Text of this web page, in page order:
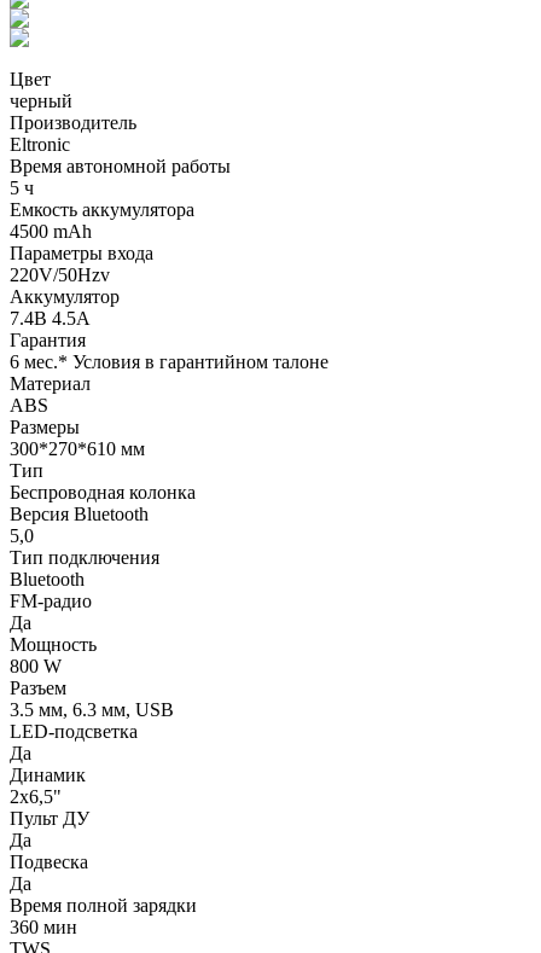
Цвет
черный
Производитель
Eltronic
Время автономной работы
5 ч
Емкость аккумулятора
4500 mAh
Параметры входа
220V/50Hzv
Аккумулятор
7.4В 4.5А
Гарантия
6 мес.* Условия в гарантийном талоне
Материал
ABS
Размеры
300*270*610 мм
Тип
Беспроводная колонка
Версия Bluetooth
5,0
Тип подключения
Bluetooth
FM-радио
Да
Мощность
800 W
Разъем
3.5 мм, 6.3 мм, USB
LED-подсветка
Да
Динамик
2х6,5"
Пульт ДУ
Да
Подвеска
Да
Время полной зарядки
360 мин
TWS